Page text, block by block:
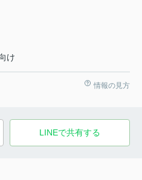
け
情報の見方
LINEで共有する